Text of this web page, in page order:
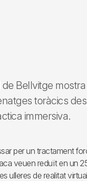
Bellvitge
toràcics
immersiva.
per un tractament
veuen reduït en un
ulleres de realitat